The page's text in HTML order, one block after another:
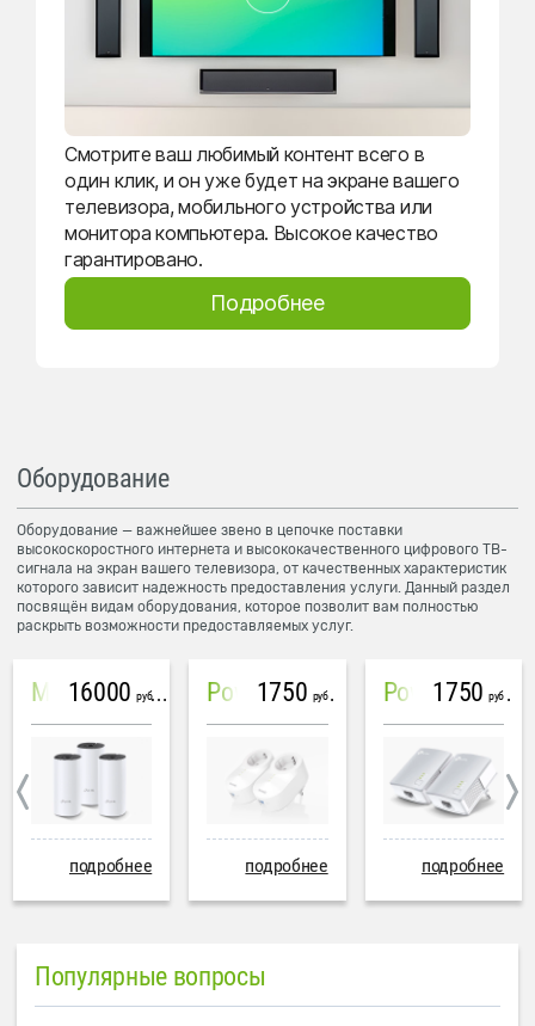
Смотрите ваш любимый контент всего в
один клик, и он уже будет на экране вашего
телевизора, мобильного устройства или
монитора компьютера. Высокое качество
гарантировано.
Подробнее
Оборудование
Оборудование — важнейшее звено в цепочке поставки
высокоскоростного интернета и высококачественного цифрового ТВ-
сигнала на экран вашего телевизора, от качественных характеристик
которого зависит надежность предоставления услуги. Данный раздел
посвящён видам оборудования, которое позволит вам полностью
раскрыть возможности предоставляемых услуг.
Mesh система TP-Link Deco M4 (3 устройства)
16000 руб
подробнее
PowerLine Tenda PH6
1750 руб
подробнее
PowerLine TP-Link AV600
1750 руб
подробнее
Популярные вопросы